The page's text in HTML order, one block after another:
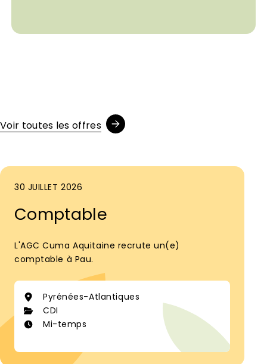
Voir toutes les offres
30 JUILLET 2026
Comptable
L'AGC Cuma Aquitaine recrute un(e)
comptable à Pau.
Pyrénées-Atlantiques
CDI
Mi-temps